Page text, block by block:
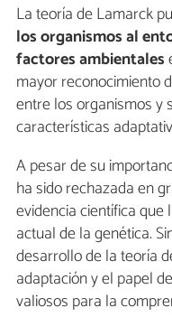
La teoría de Lamarck
los organismos al
factores ambientales
mayor reconocimiento
entre los organismos y
características
A pesar de su
ha sido rechazada en
evidencia científica
actual de la genética.
desarrollo de la teoría
adaptación y el papel
valiosos para la